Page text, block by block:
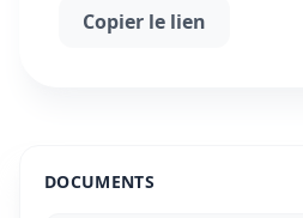
DOCUMENTS
Copier le lien